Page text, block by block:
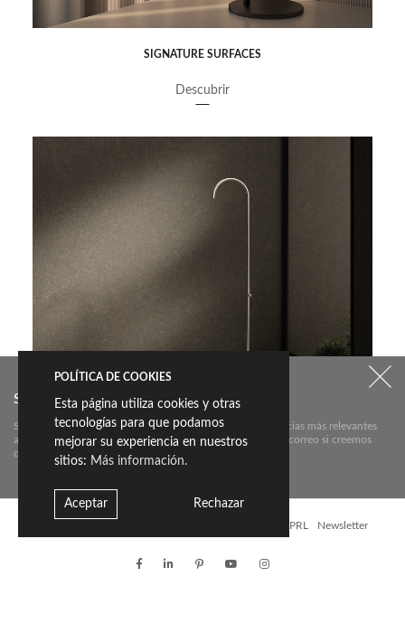
SIGNATURE SURFACES
Descubrir
BATHROOM FURNITURE SERIES
SUSCRÍBETE A NUESTRO NEWSLETTER:
Suscríbete aquí a nuestra newsletter para conocer las noticias más relevantes
acerca de Livingceramics. Únicamente te mandaremos un correo si creemos
que hay algo que valga la pena contarte.
Política de PRL Newsletter
POLÍTICA DE COOKIES
Esta página utiliza cookies y otras
tecnologías para que podamos
mejorar su experiencia en nuestros
sitios: Más información.
Aceptar Rechazar